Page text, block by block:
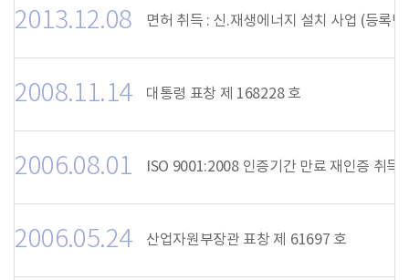
2013.12.08 면허 취득 : 신.재생에너지 설치 사업 (등록
2008.11.14 대통령 표창 제 168228 호
2006.08.01 ISO 9001:2008 인증기간 만료 재인증 취득
2006.05.24 산업자원부장관 표창 제 61697 호